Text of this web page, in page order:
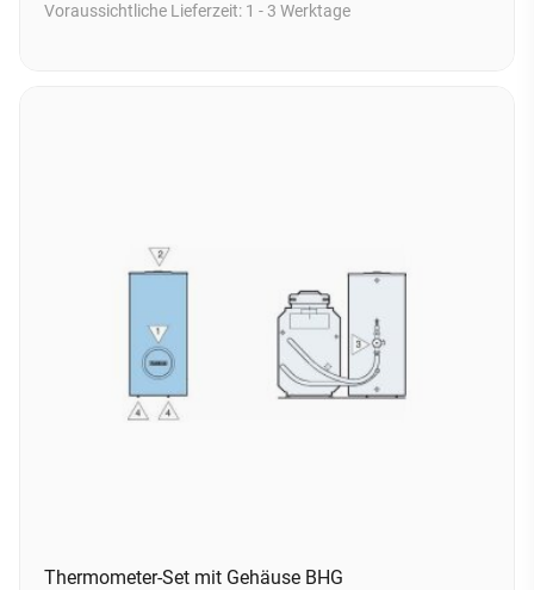
Voraussichtliche Lieferzeit: 1 - 3 Werktage
Thermometer-Set mit Gehäuse BHG